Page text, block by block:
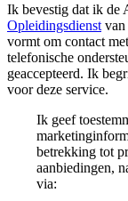
Ik bevestig dat ik de
Opleidingsdienst
vormt om contact
telefonische
geaccepteerd. Ik
voor deze service.
Ik geef
betrekking tot
aanbiedingen,
via: